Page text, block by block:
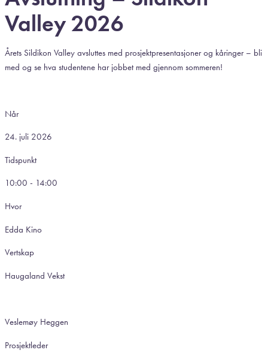
Valley 2026
Årets Sildikon Valley avsluttes med prosjektpresentasjoner og kåringer – bli
med og se hva studentene har jobbet med gjennom sommeren!
Når
24. juli 2026
Tidspunkt
10:00 - 14:00
Hvor
Edda Kino
Vertskap
Haugaland Vekst
Veslemøy Heggen
Prosjektleder